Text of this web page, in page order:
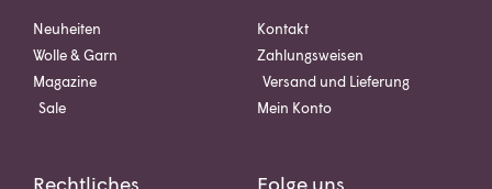
Neuheiten
Wolle & Garn
Magazine
Sale
Kontakt
Zahlungsweisen
Versand und Lieferung
Mein Konto
Rechtliches Folge uns